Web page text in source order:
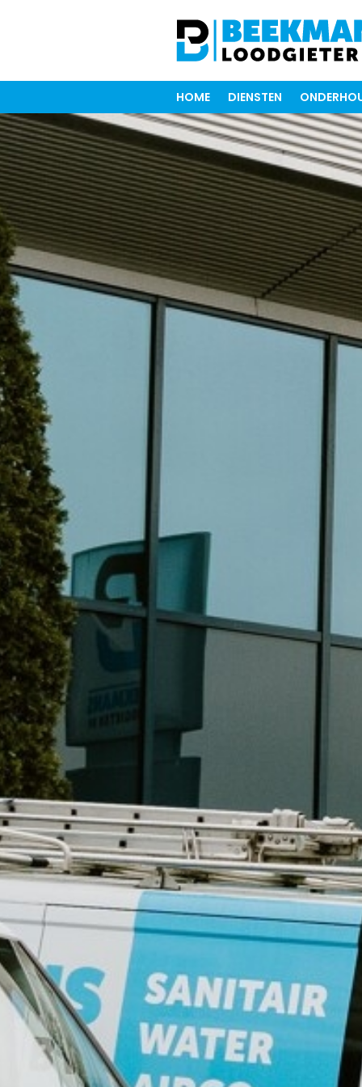
HOME DIENSTEN